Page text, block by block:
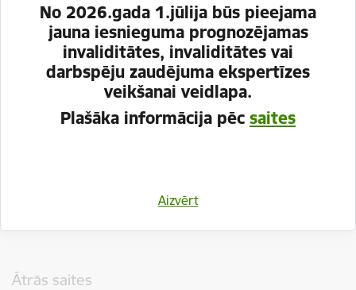
No 2026.gada 1.jūlija būs pieejama
jauna iesnieguma prognozējamas
invaliditātes, invaliditātes vai
darbspēju zaudējuma ekspertīzes
veikšanai veidlapa.
Plašāka informācija pēc saites
Aizvērt
Sniegt atsauksmi
Ātrās saites